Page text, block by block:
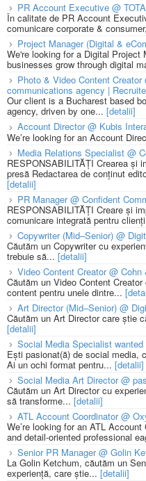
PR Account Executive @
În calitate de PR Account
comunicare corporate &
Project Manager (Digital &
We're looking for a Digital Project
businesses grow through digital
Photo & Video Content
communications agency |
Our client is a Bucharest based
agency, driven by one... [detalii]
Account Director @ Kubis
We’re looking for an Account
Media Relations Specialist @
RESPONSABILITĂȚI Crearea și
presă Redactarea de conținut
[detalii]
PR Manager @ Confident
RESPONSABILITĂȚI Creare și
comunicare integrată pentru
Copywriter (Mid–Senior) @
Căutăm un Copywriter cu
trebuie să... [detalii]
Video Content Creator @ Cohn
Căutăm un Video Content
content pentru unele dintre...
Art Director (Mid–Senior) @
Căutăm un Art Director care știe
[detalii]
Social Media Specialist
Ești pasionat(ă) de social media,
Ai un ochi format pentru... [detalii]
Social Media Art Director @
Căutăm un Art Director cu
să transforme... [detalii]
ATL Account Coordinator @
We’re looking for an ATL
and detail-oriented professional
Senior PR Manager @ Golin
La Golin Ketchum, căutăm un
experiență, care știe... [detalii]